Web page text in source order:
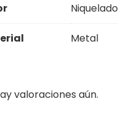
Niquelado
Metal
valoraciones aún.